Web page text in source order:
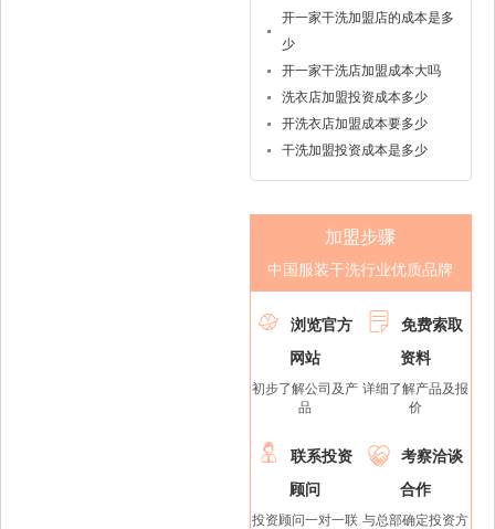
开一家干洗加盟店的成本是多
少
开一家干洗店加盟成本大吗
洗衣店加盟投资成本多少
开洗衣店加盟成本要多少
干洗加盟投资成本是多少
加盟步骤
中国服装干洗行业优质品牌

浏览官方
网站
初步了解公司及产
品

免费索取
资料
详细了解产品及报
价

联系投资
顾问
投资顾问一对一联

考察洽谈
合作
与总部确定投资方